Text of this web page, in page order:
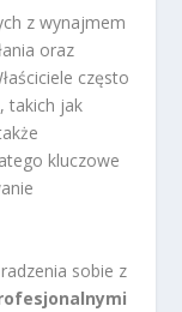
z wynajmem
oraz
często
takich jak
kluczowe
sobie z